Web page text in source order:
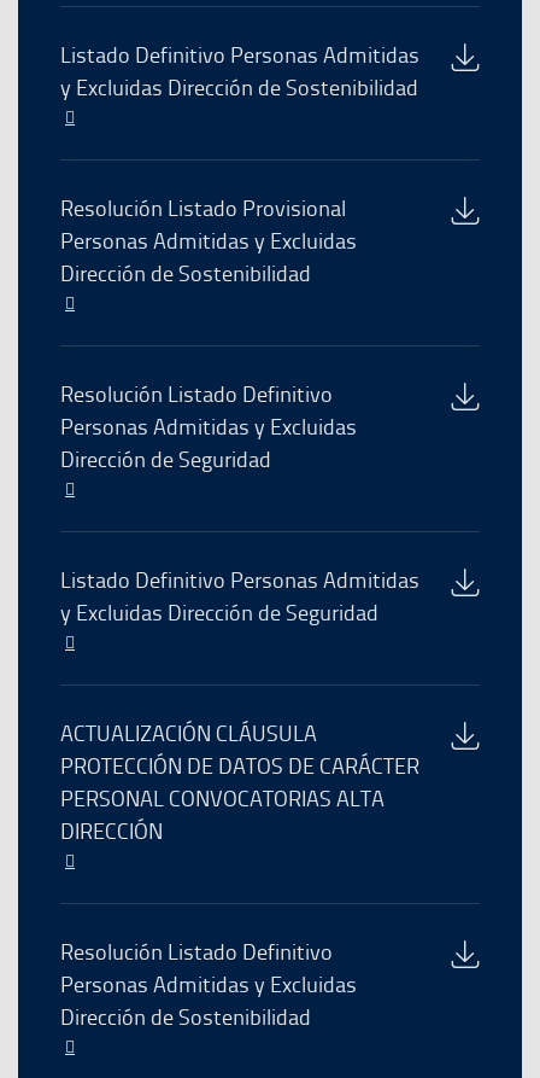
se
abre
en
una
nueva
Descarga
del
archivo
Listado Definitivo Personas Admitidas
y Excluidas Dirección de Sostenibilidad
se
abre
en
una
nueva
Descarga
del
archivo
Resolución Listado Provisional
Personas Admitidas y Excluidas
Dirección de Sostenibilidad
se
abre
en
una
nueva
Descarga
del
archivo
Resolución Listado Definitivo
Personas Admitidas y Excluidas
Dirección de Seguridad
se
abre
en
una
nueva
Descarga
del
archivo
Listado Definitivo Personas Admitidas
y Excluidas Dirección de Seguridad
se
abre
en
una
nueva
ventana
Descarga
del
archivo
ACTUALIZACIÓN CLÁUSULA
PROTECCIÓN DE DATOS DE CARÁCTER
PERSONAL CONVOCATORIAS ALTA
DIRECCIÓN
se
abre
en
una
nueva
Descarga
del
archivo
Resolución Listado Definitivo
Personas Admitidas y Excluidas
Dirección de Sostenibilidad